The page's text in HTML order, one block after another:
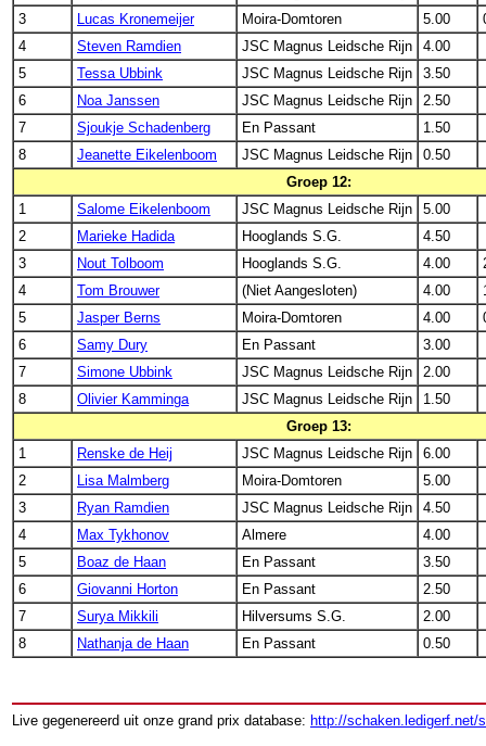
3
Lucas Kronemeijer Moira-Domtoren 5.00
4
Steven Ramdien JSC Magnus Leidsche Rijn
4.00
5
Tessa Ubbink JSC Magnus Leidsche Rijn
3.50
6
Noa Janssen JSC Magnus Leidsche Rijn
2.50
7
Sjoukje Schadenberg En Passant
1.50
8
Jeanette Eikelenboom JSC Magnus Leidsche Rijn
0.50
Groep 12:
1
Salome Eikelenboom JSC Magnus Leidsche Rijn
5.00
2
Marieke Hadida Hooglands S.G.
4.50
3
Nout Tolboom Hooglands S.G. 4.00
4
Tom Brouwer (Niet Aangesloten) 4.00
5
Jasper Berns Moira-Domtoren 4.00
6
Samy Dury En Passant
3.00
7
Simone Ubbink JSC Magnus Leidsche Rijn
2.00
8
Olivier Kamminga JSC Magnus Leidsche Rijn
1.50
Groep 13:
1
Renske de Heij JSC Magnus Leidsche Rijn
6.00
2
Lisa Malmberg Moira-Domtoren
5.00
3
Ryan Ramdien JSC Magnus Leidsche Rijn
4.50
4
Max Tykhonov Almere
4.00
5
Boaz de Haan En Passant
3.50
6
Giovanni Horton En Passant
2.50
7
Surya Mikkili Hilversums S.G.
2.00
8
Nathanja de Haan En Passant 0.50
Live gegenereerd uit onze grand prix database: http://schaken.ledigerf.net/